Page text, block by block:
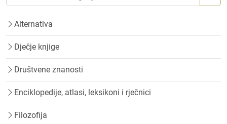
Alternativa
Dječje knjige
Društvene znanosti
Enciklopedije, atlasi, leksikoni i rječnici
Filozofija